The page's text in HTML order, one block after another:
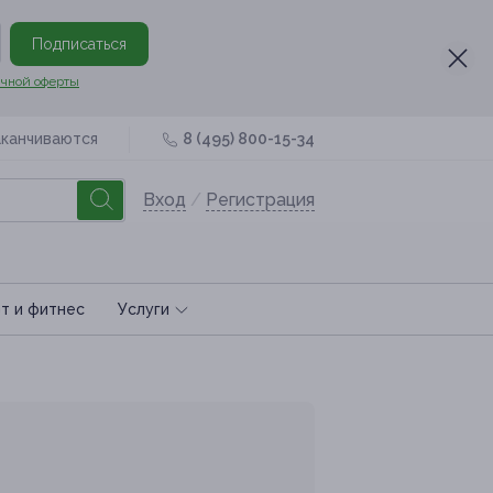
Подписаться
оферты
8 (495) 800-15-34
Вход / Регистрация
и фитнес Услуги